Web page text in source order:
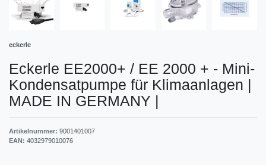
eckerle
Eckerle EE2000+ / EE 2000 + - Mini-
Kondensatpumpe für Klimaanlagen |
MADE IN GERMANY |
Artikelnummer: 9001401007
EAN: 4032979010076